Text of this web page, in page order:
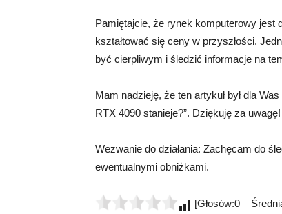
Pamiętajcie, że rynek komputerowy jest
kształtować się ceny w przyszłości.
być cierpliwym i śledzić informacje na
Mam nadzieję, że ten artykuł był dla
RTX 4090 stanieje?”. Dziękuję za uwagę!
Wezwanie do działania: Zachęcam do
ewentualnymi obniżkami.
[Głosów:0